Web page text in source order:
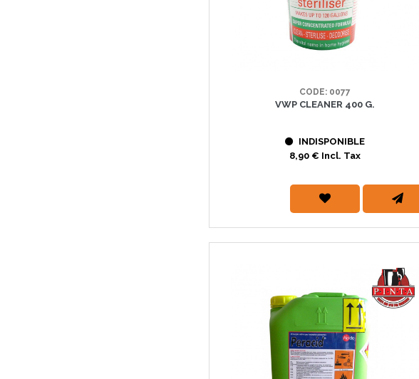
CODE: 0077
VWP CLEANER 400 G.
INDISPONIBLE
8,90 € Incl. Tax